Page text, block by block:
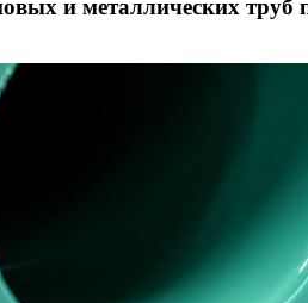
и металлических труб